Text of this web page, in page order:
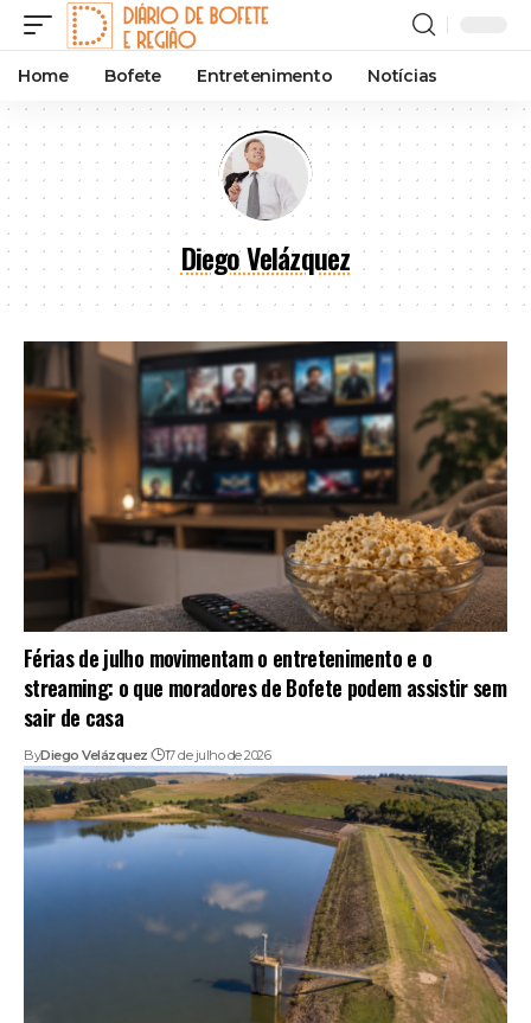
Home Bofete Entretenimento Notícias
Diego Velázquez
Férias de julho movimentam o entretenimento e o
streaming: o que moradores de Bofete podem assistir sem
sair de casa
ByDiego Velázquez 17 de julho de 2026